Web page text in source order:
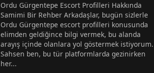
Ordu Gürgentepe Escort Profilleri Hakkında
Samimi Bir Rehber Arkadaşlar, bugün sizlerle
Ordu Gürgentepe escort profilleri konusunda
elimden geldiğince bilgi vermek, bu alanda
arayış içinde olanlara yol göstermek istiyorum.
Sahsen ben, bu tür platformlarda gezinirken
her...